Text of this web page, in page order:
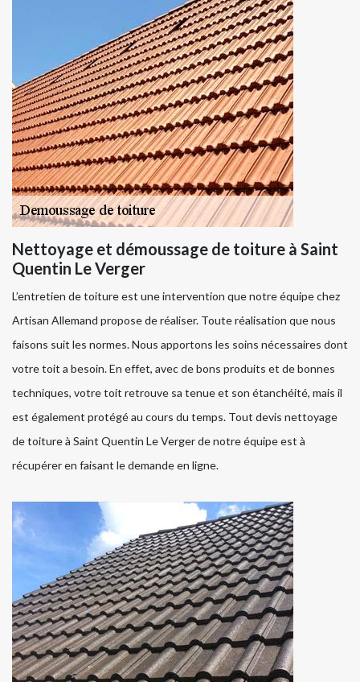
Nettoyage et démoussage de toiture à Saint
Quentin Le Verger
L’entretien de toiture est une intervention que notre équipe chez
Artisan Allemand propose de réaliser. Toute réalisation que nous
faisons suit les normes. Nous apportons les soins nécessaires dont
votre toit a besoin. En effet, avec de bons produits et de bonnes
techniques, votre toit retrouve sa tenue et son étanchéité, mais il
est également protégé au cours du temps. Tout devis nettoyage
de toiture à Saint Quentin Le Verger de notre équipe est à
récupérer en faisant le demande en ligne.